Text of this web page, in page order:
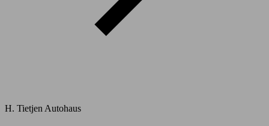
H. Tietjen Autohaus